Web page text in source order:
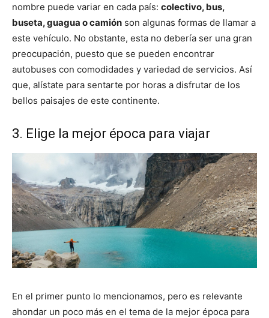
nombre puede variar en cada país: colectivo, bus,
buseta, guagua o camión son algunas formas de llamar a
este vehículo. No obstante, esta no debería ser una gran
preocupación, puesto que se pueden encontrar
autobuses con comodidades y variedad de servicios. Así
que, alístate para sentarte por horas a disfrutar de los
bellos paisajes de este continente.
3. Elige la mejor época para viajar
En el primer punto lo mencionamos, pero es relevante
ahondar un poco más en el tema de la mejor época para